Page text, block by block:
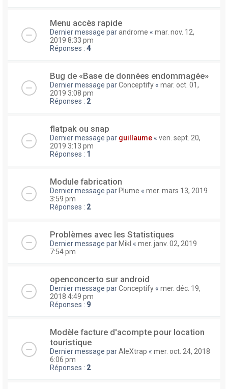
Menu accès rapide
Dernier message parandrome « mar. nov. 12,
2019 8:33 pm
Réponses : 4
Bug de «Base de données endommagée»
Dernier message parConceptify « mar. oct. 01,
2019 3:08 pm
Réponses : 2
flatpak ou snap
Dernier message par guillaume « ven. sept. 20,
2019 3:13 pm
Réponses : 1
Module fabrication
Dernier message parPlume « mer. mars 13, 2019
3:59 pm
Réponses : 2
Problèmes avec les Statistiques
Dernier message parMikl « mer. janv. 02, 2019
7:54 pm
openconcerto sur android
Dernier message parConceptify « mer. déc. 19,
2018 4:49 pm
Réponses : 9
Modèle facture d'acompte pour location
touristique
Dernier message parAleXtrap « mer. oct. 24, 2018
6:06 pm
Réponses : 2